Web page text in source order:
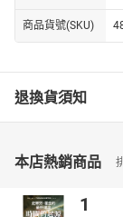
這一年，世界的
這是一個人，一
商品貨號(SKU)
退換貨須知
本店熱銷商品
1